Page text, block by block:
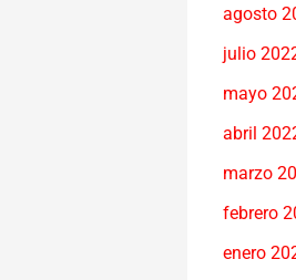
agosto
julio
mayo
abril
marzo
febrero
enero